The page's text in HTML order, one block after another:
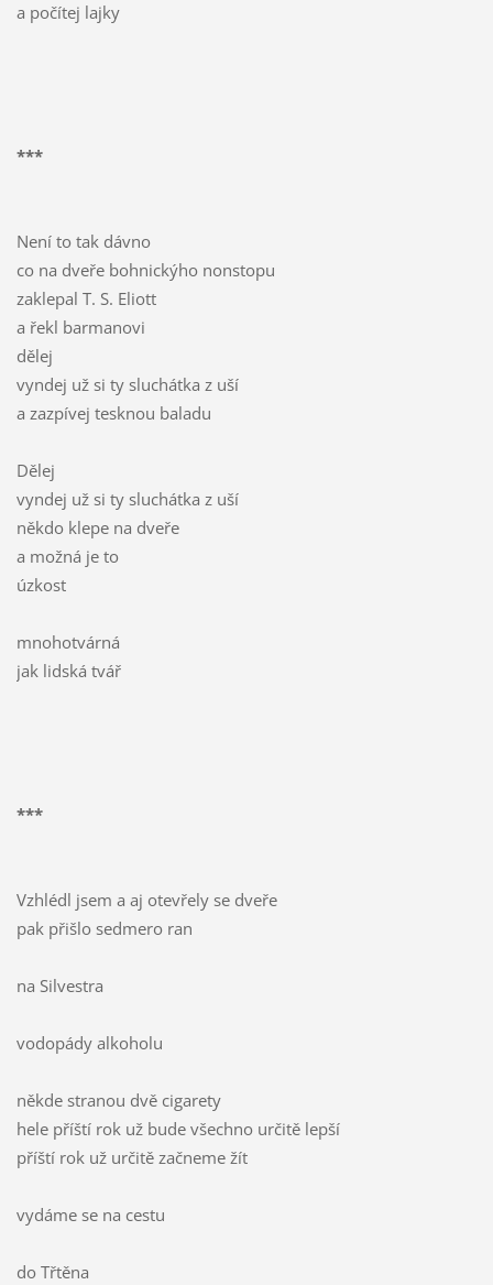
a počítej lajky
***
Není to tak dávno
co na dveře bohnickýho nonstopu
zaklepal T. S. Eliott
a řekl barmanovi
dělej
vyndej už si ty sluchátka z uší
a zazpívej tesknou baladu
Dělej
vyndej už si ty sluchátka z uší
někdo klepe na dveře
a možná je to
úzkost
mnohotvárná
jak lidská tvář
***
Vzhlédl jsem a aj otevřely se dveře
pak přišlo sedmero ran
na Silvestra
vodopády alkoholu
někde stranou dvě cigarety
hele příští rok už bude všechno určitě lepší
příští rok už určitě začneme žít
vydáme se na cestu
do Třtěna